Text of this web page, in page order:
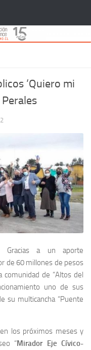
‘Quiero mi
Gracias a un aporte
de 60 millones de pesos
comunidad de “Altos del
uno de sus
su multicancha “Puente
los próximos meses y
“Mirador Eje Cívico-